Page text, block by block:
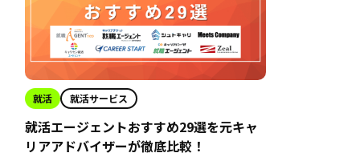
就活 就活サービス
就活エージェントおすすめ29選を元キャ
リアアドバイザーが徹底比較！